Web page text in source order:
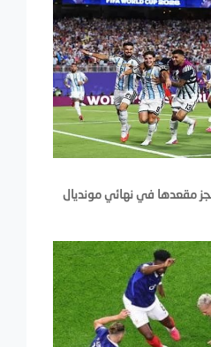
مقعدها في نهائي مونديال